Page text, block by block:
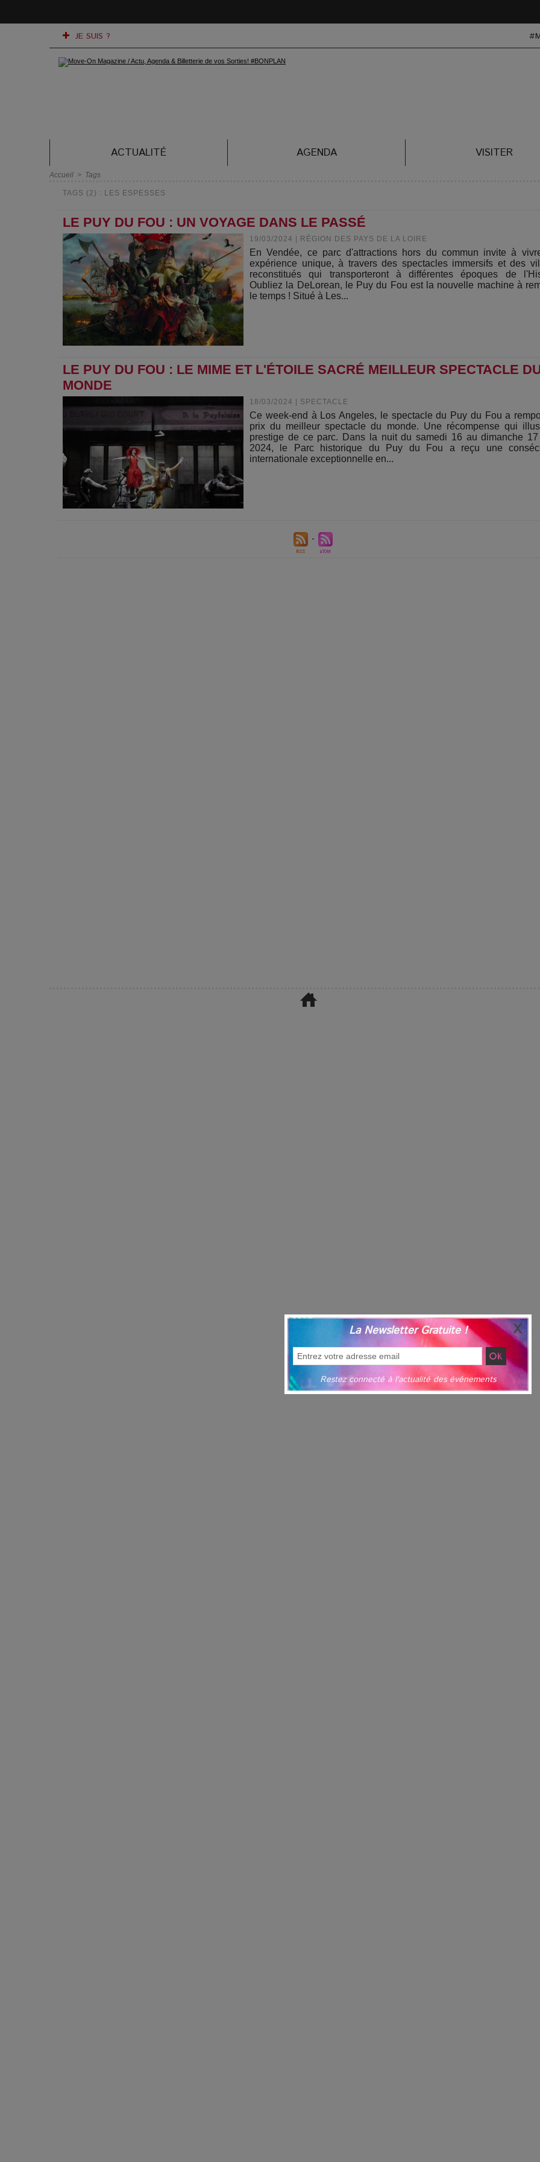
JE SUIS ?
ACTUALITÉ AGENDA VISITER
Accueil > Tags
TAGS (2) : LES ESPESSES
LE PUY DU FOU : UN VOYAGE DANS LE PASSÉ
19/03/2024 RÉGION DES PAYS DE LA LOIRE
En Vendée, ce parc d'attractions hors du commun invite à
expérience unique, à travers des spectacles immersifs et des
reconstitués qui transporteront à différentes époques de
Oubliez la DeLorean, le Puy du Fou est la nouvelle machine à
le temps ! Situé à Les...
LE PUY DU FOU : LE MIME ET L'ÉTOILE SACRÉ MEILLEUR SPECTACLE
MONDE
18/03/2024 SPECTACLE
Ce week-end à Los Angeles, le spectacle du Puy du Fou a
prix du meilleur spectacle du monde. Une récompense qui
prestige de ce parc. Dans la nuit du samedi 16 au dimanche 17
2024, le Parc historique du Puy du Fou a reçu une
internationale exceptionnelle en...
La Newsletter Gratuite !
Restez connecté à l'actualité des événements